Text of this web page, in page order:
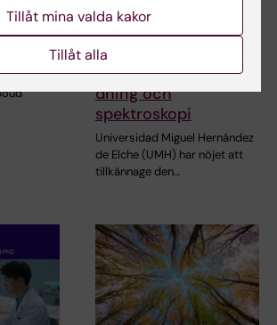
Reykjavík
III NeurotechEU-
skolan om om
preklinisk
magnetresonansavbil
dning och
spektroskopi
Universidad Miguel Hernández
de Elche (UMH) har nöjet att
tillkännage den…
Tillåt mina valda kakor
Tillåt alla